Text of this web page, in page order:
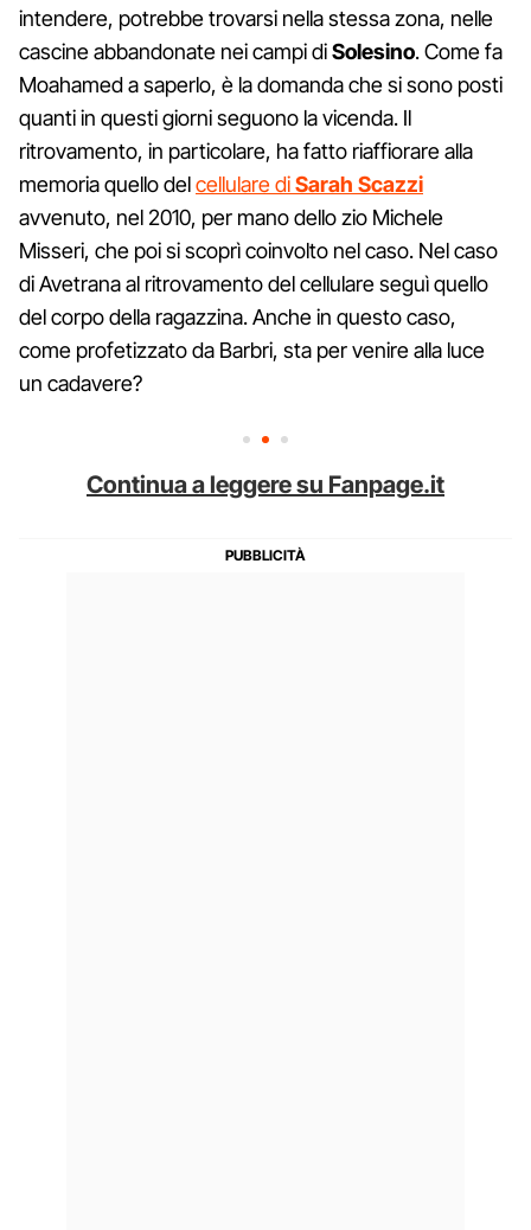
intendere, potrebbe trovarsi nella stessa zona, nelle
cascine abbandonate nei campi diSolesino. Come fa
Moahamed a saperlo, è la domanda che si sono posti
quanti in questi giorni seguono la vicenda. Il
ritrovamento, in particolare, ha fatto riaffiorare alla
memoria quello delcellulare diSarah Scazzi
avvenuto, nel 2010, per mano dello zio Michele
Misseri, che poi si scoprì coinvolto nel caso. Nel caso
di Avetrana al ritrovamento del cellulare seguì quello
del corpo della ragazzina. Anche in questo caso,
come profetizzato da Barbri, sta per venire alla luce
un cadavere?
Continua a leggere su Fanpage.it